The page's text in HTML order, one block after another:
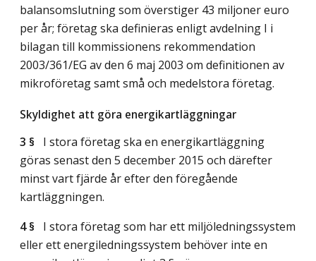
balansomslutning som överstiger 43 miljoner euro
per år; företag ska definieras enligt avdelning I i
bilagan till kommissionens rekommendation
2003/361/EG av den 6 maj 2003 om definitionen av
mikroföretag samt små och medelstora företag.
Skyldighet att göra energikartläggningar
3 § I stora företag ska en energikartläggning
göras senast den 5 december 2015 och därefter
minst vart fjärde år efter den föregående
kartläggningen.
4 § I stora företag som har ett miljöledningssystem
eller ett energiledningssystem behöver inte en